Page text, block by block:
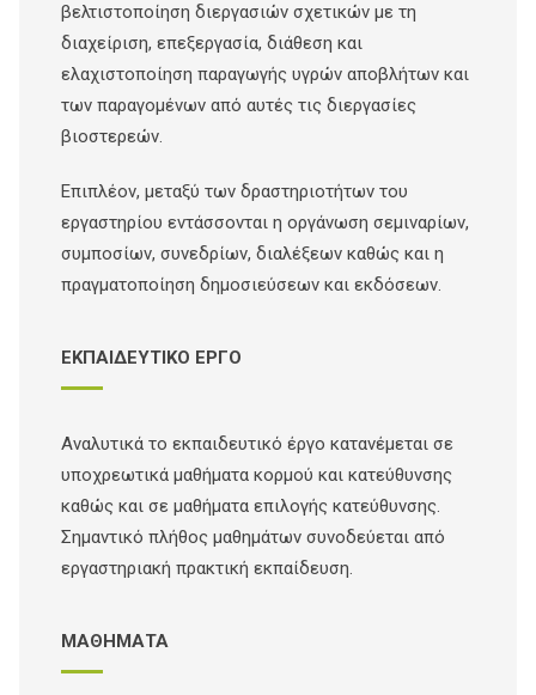
βελτιστοποίηση διεργασιών σχετικών με τη
διαχείριση, επεξεργασία, διάθεση και
ελαχιστοποίηση παραγωγής υγρών αποβλήτων και
των παραγομένων από αυτές τις διεργασίες
βιοστερεών.
Επιπλέον, μεταξύ των δραστηριοτήτων του
εργαστηρίου εντάσσονται η οργάνωση σεμιναρίων,
συμποσίων, συνεδρίων, διαλέξεων καθώς και η
πραγματοποίηση δημοσιεύσεων και εκδόσεων.
ΕΚΠΑΙΔΕΥΤΙΚΟ ΕΡΓΟ
Αναλυτικά το εκπαιδευτικό έργο κατανέμεται σε
υποχρεωτικά μαθήματα κορμού και κατεύθυνσης
καθώς και σε μαθήματα επιλογής κατεύθυνσης.
Σημαντικό πλήθος μαθημάτων συνοδεύεται από
εργαστηριακή πρακτική εκπαίδευση.
ΜΑΘΗΜΑΤΑ